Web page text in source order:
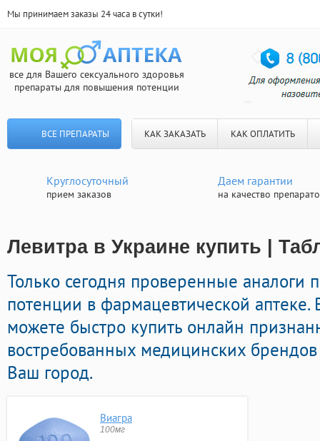
Мы принимаем заказы 24 часа в сутки!
все для Вашего сексуального здоровья
препараты для повышения потенции
ВСЕ ПРЕПАРАТЫ КАК ЗАКАЗАТЬ КАК ОПЛАТИТЬ
Круглосуточный
прием заказов
Даем гарантии
на качество
Левитра в Украине купить |
Только сегодня проверенные аналоги
потенции в фармацевтической
можете быстро купить онлайн
востребованных медицинских
Ваш город.
Виагра
100мг